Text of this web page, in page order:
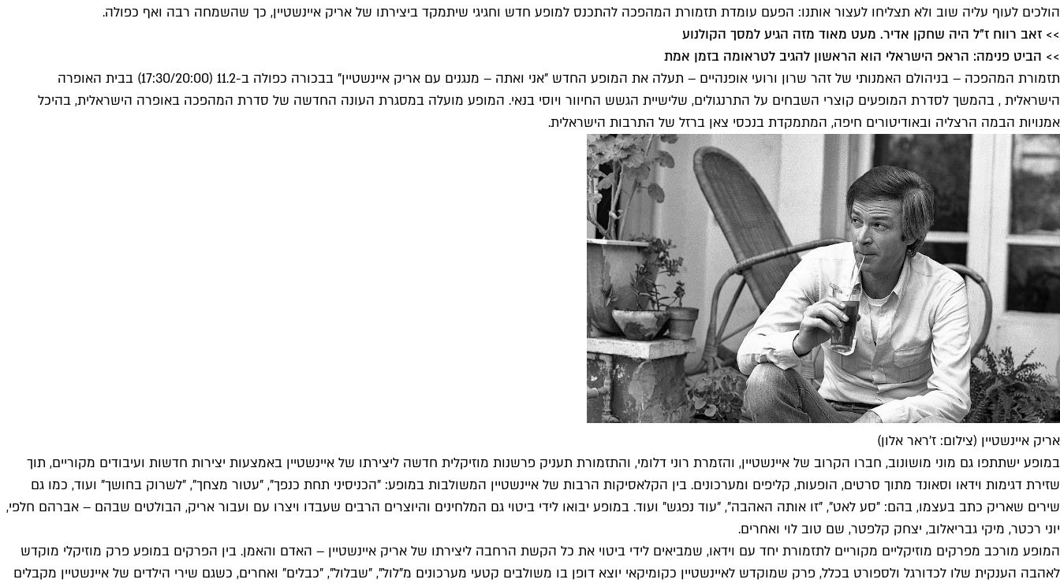
הולכים לעוף עליה שוב ולא תצליחו לעצור אותנו: הפעם עומדת תזמורת המהפכה להתכנס למופע חדש וחגיגי שיתמקד ביצירתו של אריק איינשטיין, כך שהשמחה רבה ואף כפולה.
>> זאב רווח ז"ל היה שחקן אדיר. מעט מאוד מזה הגיע למסך הקולנוע
>> הביט פנימה: הראפ הישראלי הוא הראשון להגיב לטראומה בזמן אמת
תזמורת המהפכה – בניהולם האמנותי של זהר שרון ורועי אופנהיים – תעלה את המופע החדש "אני ואתה – מנגנים עם אריק איינשטיין" בבכורה כפולה ב-11.2 (17:30/20:00) בבית האופרה
הישראלית , בהמשך לסדרת המופעים קוצרי השבחים על התרנגולים, שלישיית הגשש החיוור ויוסי בנאי. המופע מועלה במסגרת העונה החדשה של סדרת המהפכה באופרה הישראלית, בהיכל
אמנויות הבמה הרצליה ובאודיטורים חיפה, המתמקדת בנכסי צאן ברזל של התרבות הישראלית.
אריק איינשטיין (צילום: ז'ראר אלון)
במופע ישתתפו גם מוני מושונוב, חברו הקרוב של איינשטיין, והזמרת רוני דלומי, והתזמורת תעניק פרשנות מוזיקלית חדשה ליצירתו של איינשטיין באמצעות יצירות חדשות ועיבודים מקוריים, תוך
שזירת דגימות וידאו וסאונד מתוך סרטים, הופעות, קליפים ומערכונים. בין הקלאסיקות הרבות של איינשטיין המשולבות במופע: "הכניסיני תחת כנפך", "עטור מצחך", "לשרוק בחושך" ועוד, כמו גם
שירים שאריק כתב בעצמו, בהם: "סע לאט", "זו אותה האהבה", "עוד נפגש" ועוד. במופע יבואו לידי ביטוי גם המלחינים והיוצרים הרבים שעבדו ויצרו עם ועבור אריק, הבולטים שבהם – אברהם חלפי,
יוני רכטר, מיקי גבריאלוב, יצחק קלפטר, שם טוב לוי ואחרים.
המופע מורכב מפרקים מוזיקליים מקוריים לתזמורת יחד עם וידאו, שמביאים לידי ביטוי את כל הקשת הרחבה ליצירתו של אריק איינשטיין – האדם והאמן. בין הפרקים במופע פרק מוזיקלי מוקדש
לאהבה הענקית שלו לכדורגל ולספורט בכלל, פרק שמוקדש לאיינשטיין כקומיקאי יוצא דופן בו משולבים קטעי מערכונים מ"לול", "שבלול", "כבלים" ואחרים, כשגם שירי הילדים של איינשטיין מקבלים